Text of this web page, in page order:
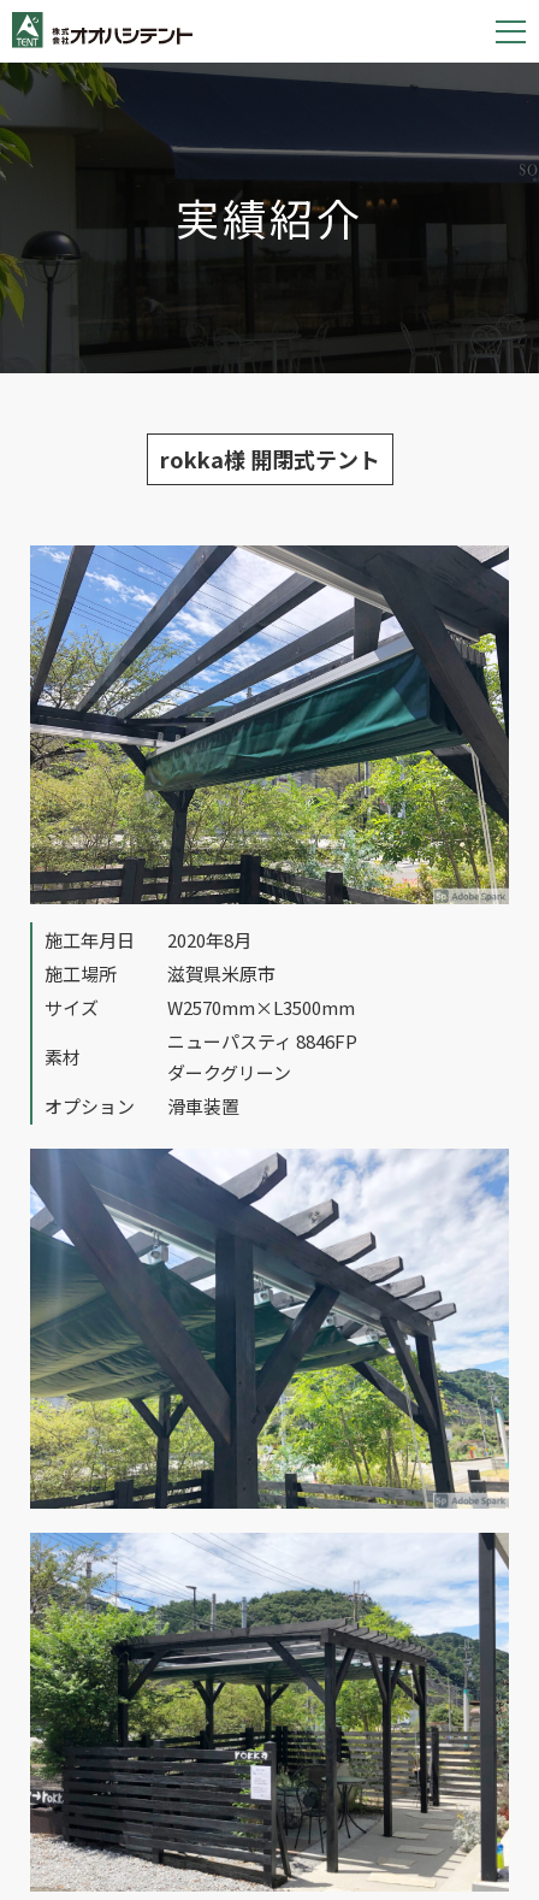
i
p
t
o
o
n
t
実績紹介
rokka様 開閉式テント
施工年月日
2020年8月
施工場所
滋賀県米原市
サイズ
W2570mm×L3500mm
素材
ニューパスティ 8846FP
ダークグリーン
オプション
滑車装置